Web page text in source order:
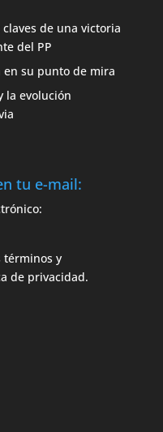
de una victoria
del PP
en su punto de mira
la evolución
tu e-mail:
términos y
de privacidad.